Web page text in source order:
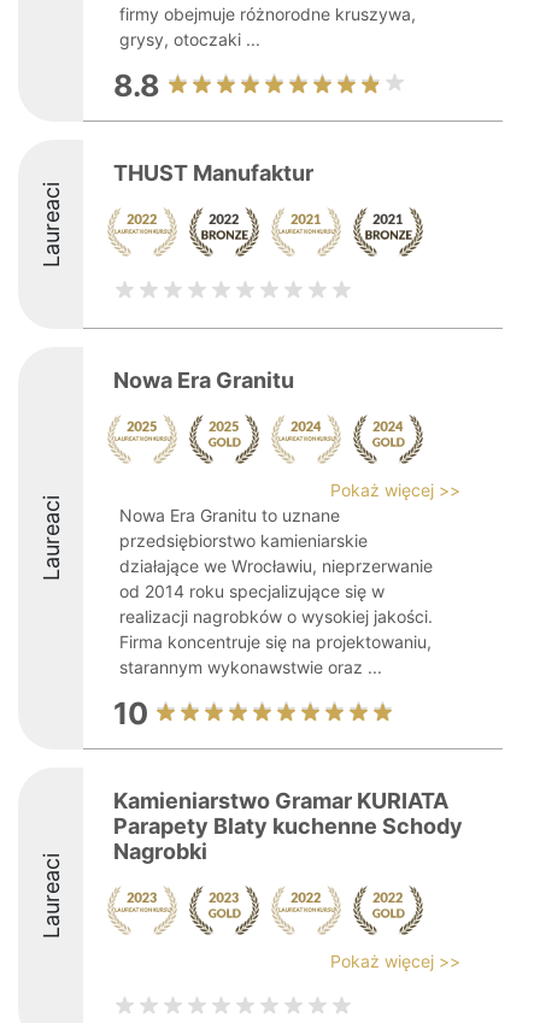
firmy obejmuje różnorodne kruszywa,
grysy, otoczaki ...
8.8
Laureaci
THUST Manufaktur
Laureaci
Nowa Era Granitu
Pokaż więcej >>
Nowa Era Granitu to uznane
przedsiębiorstwo kamieniarskie
działające we Wrocławiu, nieprzerwanie
od 2014 roku specjalizujące się w
realizacji nagrobków o wysokiej jakości.
Firma koncentruje się na projektowaniu,
starannym wykonawstwie oraz ...
10
Laureaci
Kamieniarstwo Gramar KURIATA
Parapety Blaty kuchenne Schody
Nagrobki
Pokaż więcej >>